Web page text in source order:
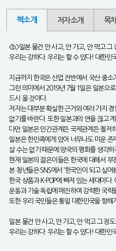
책소개 저자소개 목
<b>일본 물건 안 사고, 안 가고, 안 먹고 그
우리는 강하다. 우리는 할 수 있다! 대한민
지금까지 한국은 산업 전반에서 국산 중소
그런 의미에서 2019년 7월 1일은 일본으
드시 올 것이다.
저자는 대부분 확실한 근거와 여러 가지
없기를 바란다. 또한 일본과의 연을 끊고
다만 일본은 인간관계든 국제관계든 철저
일본은 한민족에게 있어 너무나도 미운 존
살 수는 없기 때문에 양국의 평화를 생각하
현재 일본의 젊은이들은 한국에 대해서
본 청년들은 SNS에서 ‘한국인이 되고 싶
한국 상품과 K-POP에 빠져 있는 세대이
운동과 기술 독립에 매진하여 강력한 국력
또한 우리 국민들은 통일 대한민국을 향
일본 물건 안 사고, 안 가고, 안 먹고 그 정
우리는 강하다. 우리는 할 수 있다! 대한민